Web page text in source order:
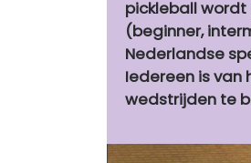
pickleball
(beginner,
Nederlandse
Iedereen is
wedstrijden te